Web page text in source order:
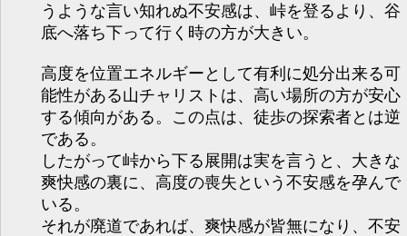
うような言い知れぬ不安感は、峠を登るより、谷
底へ落ち下って行く時の方が大きい。
高度を位置エネルギーとして有利に処分出来る可
能性がある山チャリストは、高い場所の方が安心
する傾向がある。この点は、徒歩の探索者とは逆
である。
したがって峠から下る展開は実を言うと、大きな
爽快感の裏に、高度の喪失という不安感を孕んで
いる。
それが廃道であれば、爽快感が皆無になり、不安